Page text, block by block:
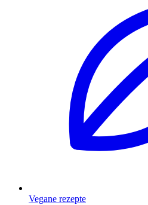
Vegane rezepte